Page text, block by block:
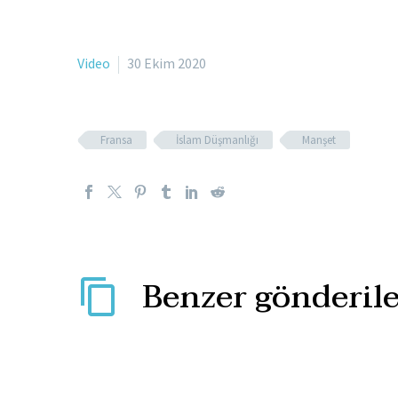
Video 30 Ekim 2020
Fransa İslam Düşmanlığı Manşet
Benzer